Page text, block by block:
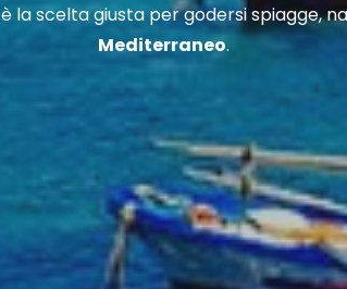
è la scelta giusta per godersi spiagge,
Mediterraneo.